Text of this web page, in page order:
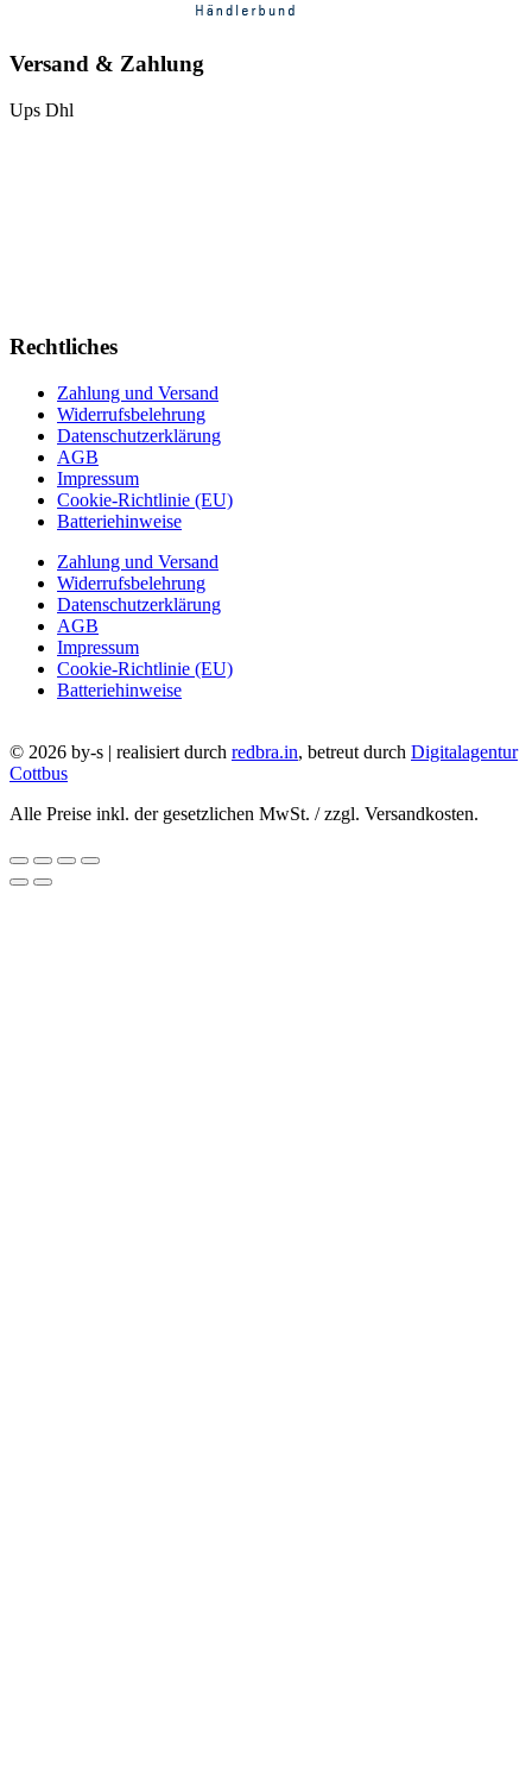
Versand & Zahlung
Ups Dhl
Rechtliches
Zahlung und Versand
Widerrufsbelehrung
Datenschutzerklärung
AGB
Impressum
Cookie-Richtlinie (EU)
Batteriehinweise
Zahlung und Versand
Widerrufsbelehrung
Datenschutzerklärung
AGB
Impressum
Cookie-Richtlinie (EU)
Batteriehinweise
© 2026 by-s | realisiert durch redbra.in, betreut durch Digitalagentur
Cottbus
Alle Preise inkl. der gesetzlichen MwSt. / zzgl. Versandkosten.